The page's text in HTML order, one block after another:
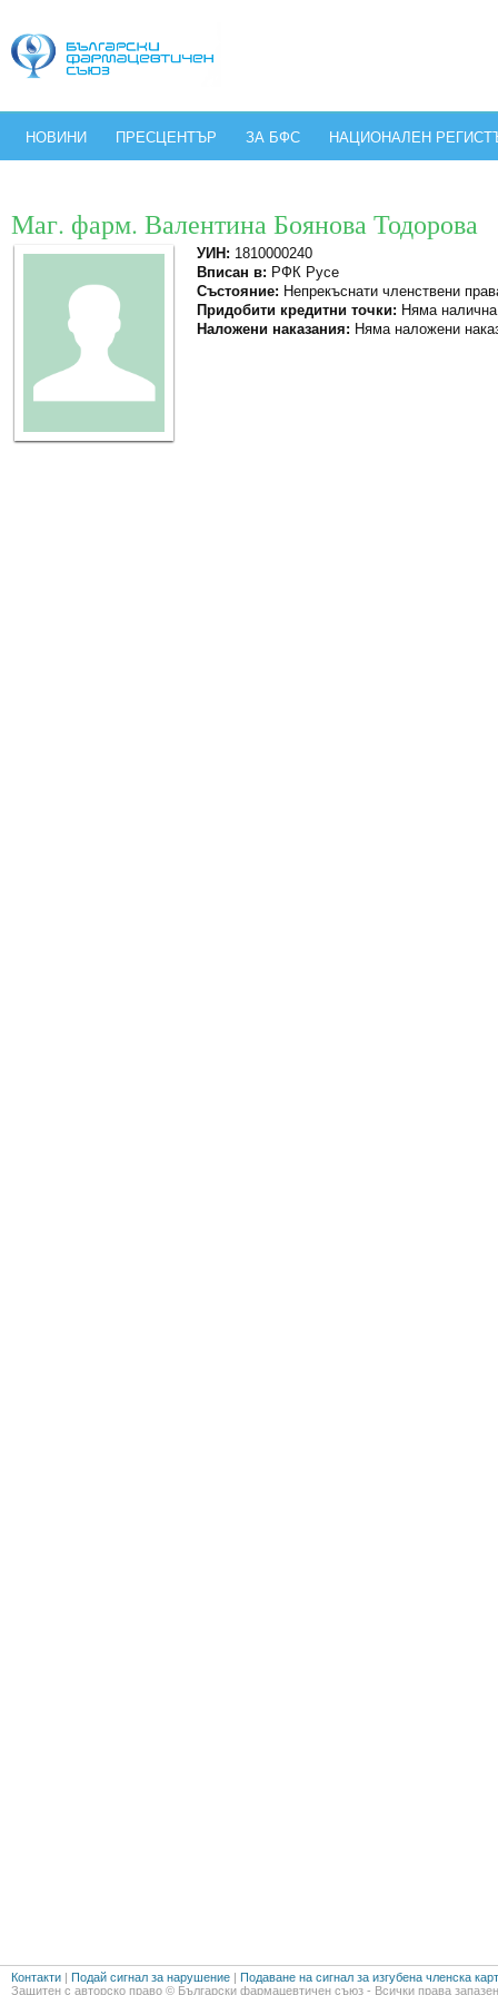
НОВИНИ ПРЕСЦЕНТЪР ЗА БФС НАЦИОНАЛЕН
Маг. фарм. Валентина Боянова Тодорова
УИН: 1810000240
Вписан в: РФК Русе
Състояние: Непрекъснати членствени
Придобити кредитни точки: Няма
Наложени наказания: Няма наложени
Контакти | Подай сигнал за нарушение | Подаване на сигнал за изгубена членска
Защитен с авторско право © Български фармацевтичен съюз - Всички права